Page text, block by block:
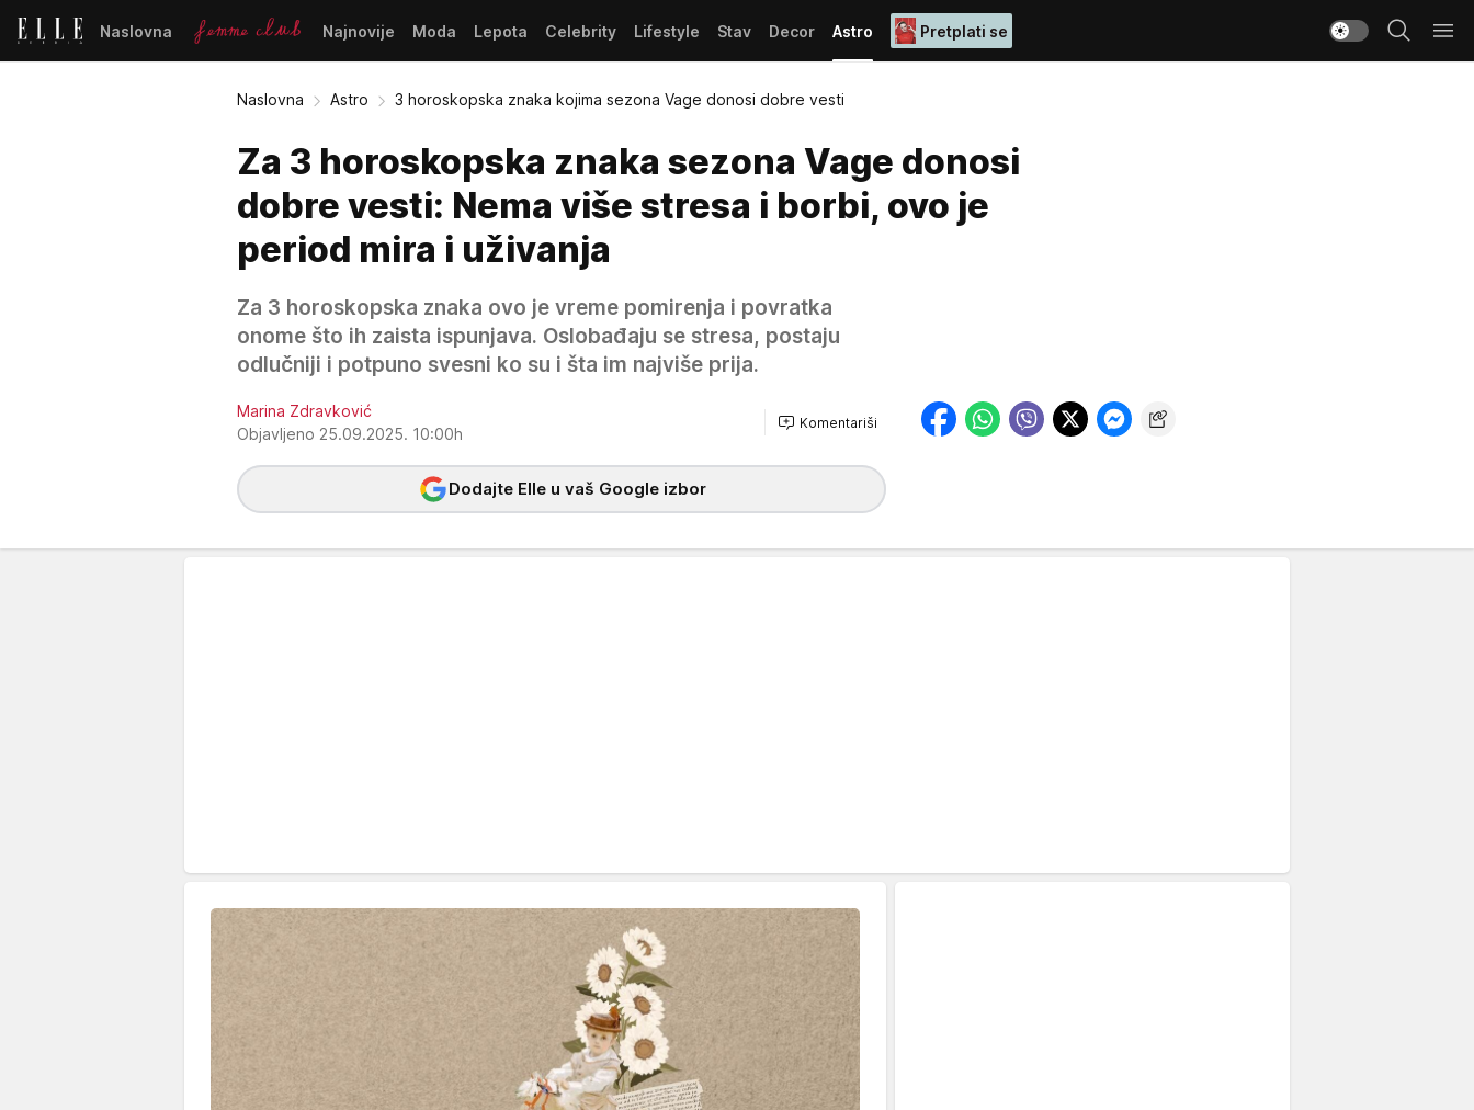
Naslovna Najnovije Moda Lepota Celebrity Lifestyle Stav Decor Astro Pretplati se
Naslovna Astro 3 horoskopska znaka kojima sezona Vage donosi dobre vesti
Za 3 horoskopska znaka sezona Vage donosi
dobre vesti: Nema više stresa i borbi, ovo je
period mira i uživanja
Za 3 horoskopska znaka ovo je vreme pomirenja i povratka
onome što ih zaista ispunjava. Oslobađaju se stresa, postaju
odlučniji i potpuno svesni ko su i šta im najviše prija.
Marina Zdravković
Objavljeno 25.09.2025. 10:00h
Komentariši
Dodajte Elle u vaš Google izbor